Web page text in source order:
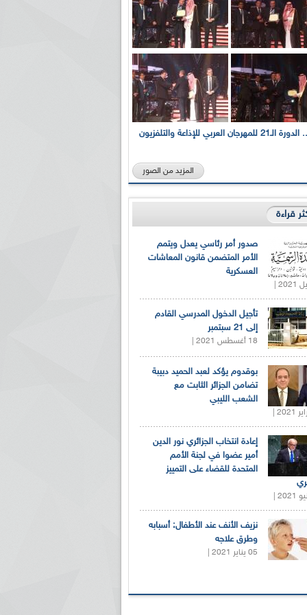
بالصور... الدورة الـ21 للمهرجان العربي للإذاعة والتلفزيون
المزيد من الصور
قراءة
صدور أمر رئاسي يعدل ويتمم
الأمر المتضمن قانون المعاشات
العسكرية
تأجيل الدخول المدرسي القادم
إلى 21 سبتمبر
18 أغسطس 2021 |
بوقدوم يؤكد لعبد الحميد دبيبة
تضامن الجزائر الثابت مع
الشعب الليبي
إعادة انتخاب الجزائري نور الدين
أمير عضوا في لجنة الأمم
المتحدة للقضاء على التمييز
نزيف الأنف عند الأطفال: أسبابه
وطرق علاجه
05 يناير 2021 |